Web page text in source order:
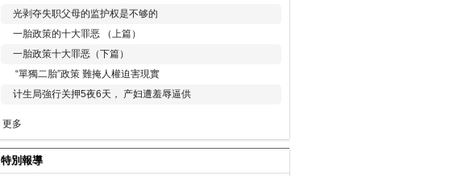
光剥夺失职父母的监护权是不够的
一胎政策的十大罪恶 （上篇）
一胎政策十大罪恶（下篇）
“單獨二胎”政策 難掩人權迫害現實
计生局強行关押5夜6天， 产妇遭羞辱逼供
更多
特別報導